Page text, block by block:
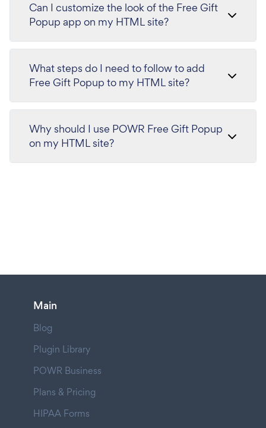
Can I customize the look of the Free Gift
Popup app on my HTML site?
What steps do I need to follow to add
Free Gift Popup to my HTML site?
Why should I use POWR Free Gift Popup
on my HTML site?
Main
Blog
Plugin Library
POWR Business
Plans & Pricing
HIPAA Forms